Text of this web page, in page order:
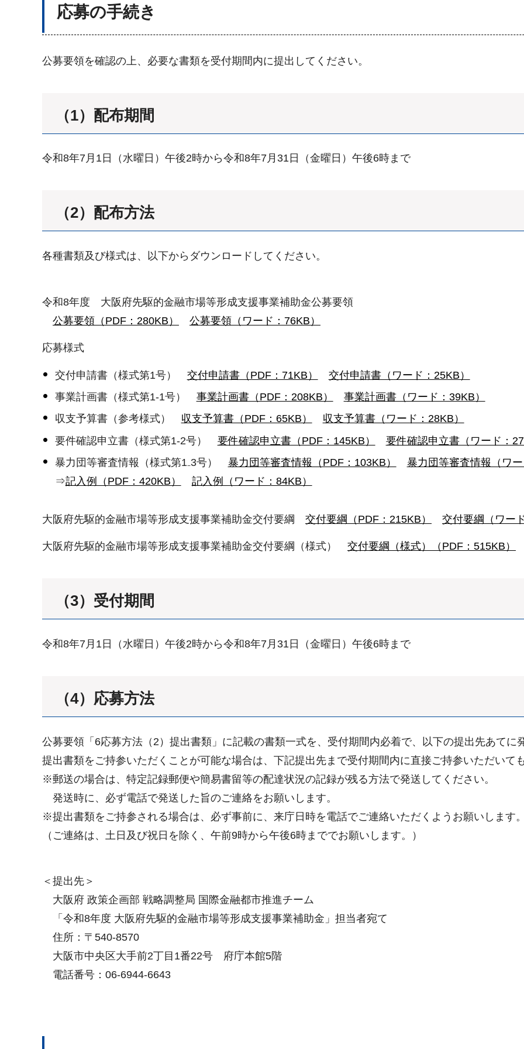
応募の手続き
公募要領を確認の上、必要な書類を受付期間内に提出してください。
（1）配布期間
令和8年7月1日（水曜日）午後2時から令和8年7月31日（金曜日）午後6時まで
（2）配布方法
各種書類及び様式は、以下からダウンロードしてください。
令和8年度 大阪府先駆的金融市場等形成支援事業補助金公募要領
公募要領（PDF：280KB）
公募要領（ワード：76KB）
応募様式
交付申請書（様式第1号） 交付申請書（PDF：71KB）
交付申請書（ワード：25KB）
事業計画書（様式第1-1号） 事業計画書（PDF：208KB）
事業計画書（ワード：39KB）
収支予算書（参考様式） 収支予算書（PDF：65KB）
収支予算書（ワード：28KB）
要件確認申立書（様式第1-2号） 要件確認申立書（PDF：145KB）
要件確認申立書（ワード：
暴力団等審査情報（様式第1₋3号） 暴力団等審査情報（PDF：103KB）
暴力団等審査情報（ワー
⇒記入例（PDF：420KB） 記入例（ワード：84KB）
大阪府先駆的金融市場等形成支援事業補助金交付要綱 交付要綱（PDF：215KB） 交付要綱（ワー
大阪府先駆的金融市場等形成支援事業補助金交付要綱（様式） 交付要綱（様式）（PDF：515KB）
（3）受付期間
令和8年7月1日（水曜日）午後2時から令和8年7月31日（金曜日）午後6時まで
（4）応募方法
公募要領「6応募方法（2）提出書類」に記載の書類一式を、受付期間内必着で、以下の提出先あてに
提出書類をご持参いただくことが可能な場合は、下記提出先まで受付期間内に直接ご持参いただいて
※郵送の場合は、特定記録郵便や簡易書留等の配達状況の記録が残る方法で発送してください。
発送時に、必ず電話で発送した旨のご連絡をお願いします。
※提出書類をご持参される場合は、必ず事前に、来庁日時を電話でご連絡いただくようお願いします。
（ご連絡は、土日及び祝日を除く、午前9時から午後6時まででお願いします。）
＜提出先＞
大阪府 政策企画部 戦略調整局 国際金融都市推進チーム
「令和8年度 大阪府先駆的金融市場等形成支援事業補助金」担当者宛て
住所：〒540-8570
大阪市中央区大手前2丁目1番22号 府庁本館5階
電話番号：06-6944-6643